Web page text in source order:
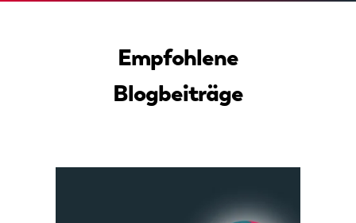
Empfohlene
Blogbeiträge